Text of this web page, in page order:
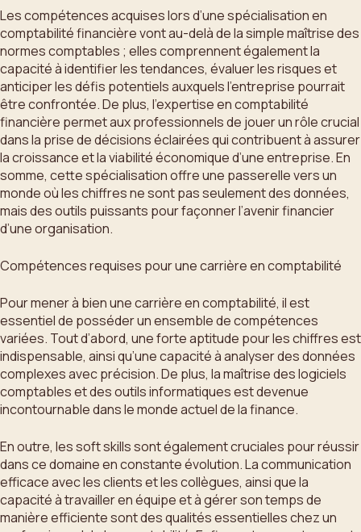
Les compétences acquises lors d’une spécialisation en
comptabilité financière vont au-delà de la simple maîtrise des
normes comptables ; elles comprennent également la
capacité à identifier les tendances, évaluer les risques et
anticiper les défis potentiels auxquels l’entreprise pourrait
être confrontée. De plus, l’expertise en comptabilité
financière permet aux professionnels de jouer un rôle crucial
dans la prise de décisions éclairées qui contribuent à assurer
la croissance et la viabilité économique d’une entreprise. En
somme, cette spécialisation offre une passerelle vers un
monde où les chiffres ne sont pas seulement des données,
mais des outils puissants pour façonner l’avenir financier
d’une organisation.
Compétences requises pour une carrière en comptabilité
Pour mener à bien une carrière en comptabilité, il est
essentiel de posséder un ensemble de compétences
variées. Tout d’abord, une forte aptitude pour les chiffres est
indispensable, ainsi qu’une capacité à analyser des données
complexes avec précision. De plus, la maîtrise des logiciels
comptables et des outils informatiques est devenue
incontournable dans le monde actuel de la finance.
En outre, les soft skills sont également cruciales pour réussir
dans ce domaine en constante évolution. La communication
efficace avec les clients et les collègues, ainsi que la
capacité à travailler en équipe et à gérer son temps de
manière efficiente sont des qualités essentielles chez un